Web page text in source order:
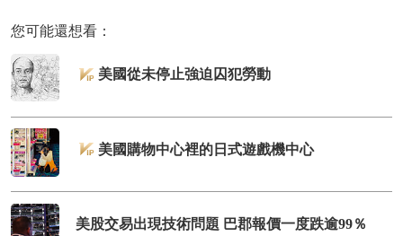
您可能還想看：
美國從未停止強迫囚犯勞動
美國購物中心裡的日式遊戲機中心
美股交易出現技術問題 巴郡報價一度跌逾99％